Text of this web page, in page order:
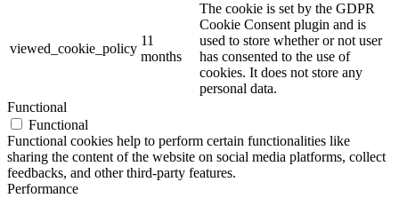
viewed_cookie_policy
11
months
The cookie is set by the GDPR
Cookie Consent plugin and is
used to store whether or not user
has consented to the use of
cookies. It does not store any
personal data.
Functional
Functional
Functional cookies help to perform certain functionalities like
sharing the content of the website on social media platforms, collect
feedbacks, and other third-party features.
Performance